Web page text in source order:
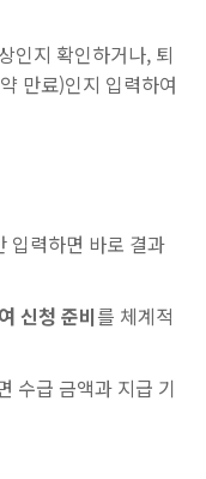
인지 확인하거나, 퇴
만료)인지 입력하여
입력하면 바로 결과
신청 준비를 체계적
수급 금액과 지급 기